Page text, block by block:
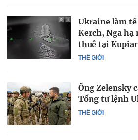
THẾ GIỚI
Ukraine làm
Kerch, Nga
thuê tại
THẾ GIỚI
Ông Zelensky
Tổng tư lệnh